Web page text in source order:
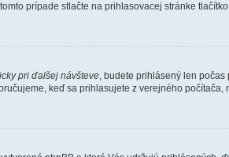
prípade stlačte na prihlasovacej stránke
pri ďalšej návšteve, budete prihlásený len počas
keď sa prihlasujete z verejného